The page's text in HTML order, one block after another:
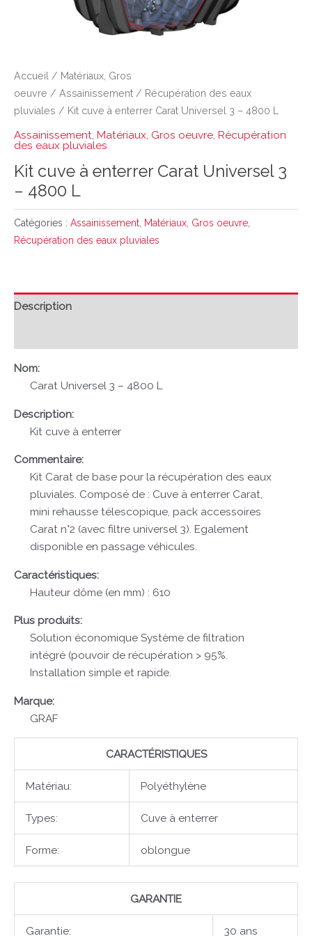
Accueil / Matériaux, Gros
oeuvre / Assainissement / Récupération des eaux
pluviales / Kit cuve à enterrer Carat Universel 3 – 4800 L
Assainissement, Matériaux, Gros oeuvre, Récupération
des eaux pluviales
Kit cuve à enterrer Carat Universel 3
– 4800 L
Catégories : Assainissement Matériaux, Gros oeuvre
Récupération des eaux pluviales
Description
Nom:
Carat Universel 3 – 4800 L
Description:
Kit cuve à enterrer
Commentaire:
Kit Carat de base pour la récupération des eaux
pluviales. Composé de : Cuve à enterrer Carat,
mini rehausse télescopique, pack accessoires
Carat n°2 (avec filtre universel 3). Egalement
disponible en passage véhicules.
Caractéristiques:
Hauteur dôme (en mm) : 610
Plus produits:
Solution économique Système de filtration
intégré (pouvoir de récupération > 95%.
Installation simple et rapide.
Marque:
GRAF
CARACTÉRISTIQUES
Matériau: Polyéthylène
Types: Cuve à enterrer
Forme: oblongue
GARANTIE
Garantie: 30 ans